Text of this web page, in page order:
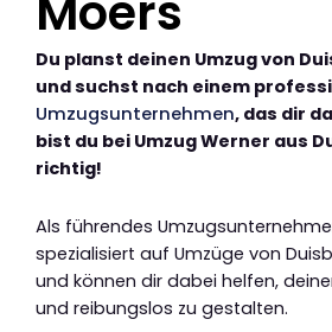
Moers
Du planst deinen Umzug von
und suchst nach einem
Umzugsunternehmen, das dir
bist du bei Umzug Werner aus
richtig!
Als führendes
spezialisiert auf Umzüge von
und können dir dabei helfen,
und reibungslos zu gestalten.